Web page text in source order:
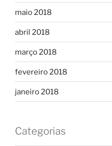
maio 2018
abril 2018
março 2018
fevereiro 2018
janeiro 2018
Categorias